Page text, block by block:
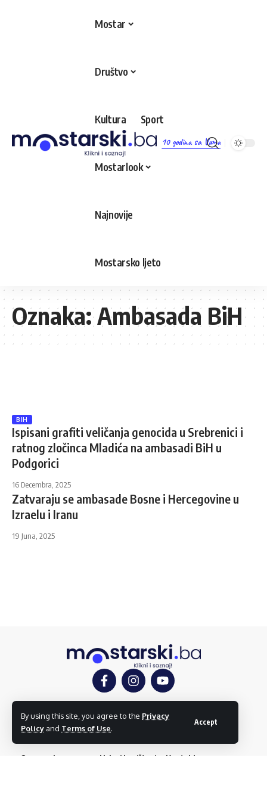
By using this site, you agree to the Privacy
Policy and Terms of Use.
Accept
10 godina sa Vama
Mostar
Društvo
Kultura Sport
Mostarlook
Najnovije
Mostarsko ljeto
Oznaka:Ambasada BiH
BIH
Ispisani grafiti veličanja genocida u Srebrenici i
ratnog zločinca Mladića na ambasadi BiH u
Podgorici
16 Decembra, 2025
Zatvaraju se ambasade Bosne i Hercegovine u
Izraelu i Iranu
19 Juna, 2025
Mostar Društvo Kultura Sport Mostarlook
O nama Impressum Uslovi korištenja
Kontakt